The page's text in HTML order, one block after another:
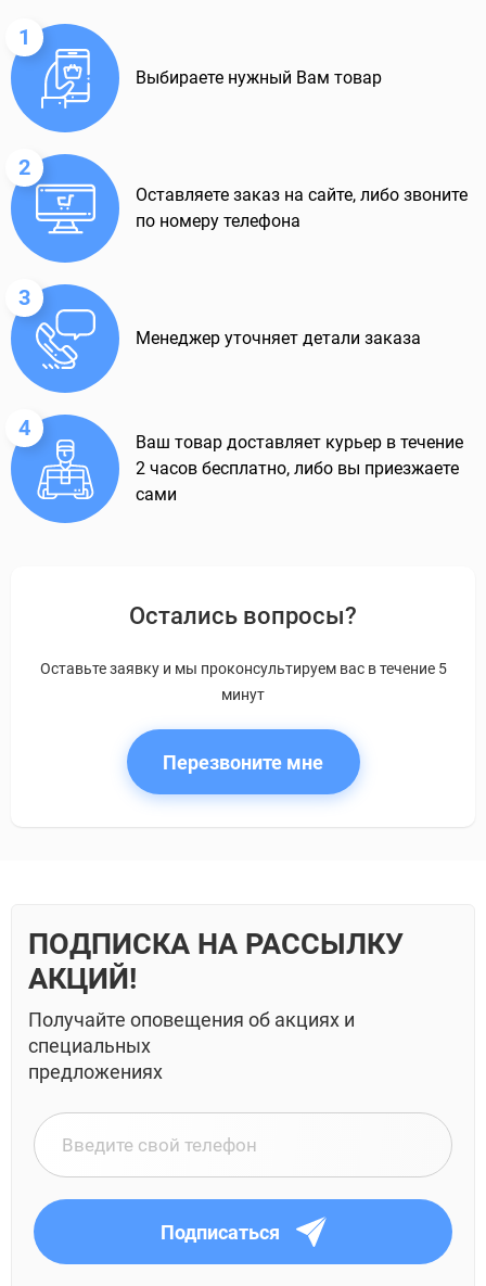
1
Выбираете нужный Вам товар
2
Оставляете заказ на сайте, либо звоните
по номеру телефона
3
Менеджер уточняет детали заказа
4
Ваш товар доставляет курьер в течение
2 часов бесплатно, либо вы приезжаете
сами
Остались вопросы?
Оставьте заявку и мы проконсультируем вас в течение 5
минут
Перезвоните мне
ПОДПИСКА НА РАССЫЛКУ
АКЦИЙ!
Получайте оповещения об акциях и
специальных
предложениях
Подписаться